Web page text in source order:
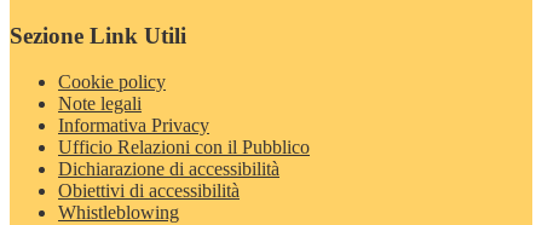
Sezione Link Utili
Cookie policy
Note legali
Informativa Privacy
Ufficio Relazioni con il Pubblico
Dichiarazione di accessibilità
Obiettivi di accessibilità
Whistleblowing